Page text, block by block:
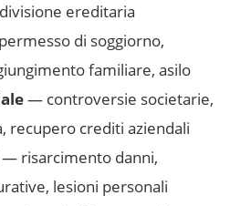
ereditaria
di soggiorno,
familiare, asilo
— controversie societarie,
recupero crediti aziendali
— risarcimento danni,
lesioni personali